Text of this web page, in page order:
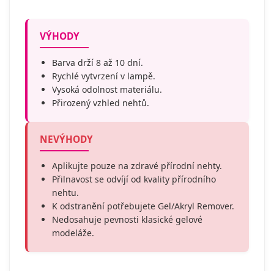
VÝHODY
Barva drží 8 až 10 dní.
Rychlé vytvrzení v lampě.
Vysoká odolnost materiálu.
Přirozený vzhled nehtů.
NEVÝHODY
Aplikujte pouze na zdravé přírodní nehty.
Přilnavost se odvíjí od kvality přírodního
nehtu.
K odstranění potřebujete Gel/Akryl Remover.
Nedosahuje pevnosti klasické gelové
modeláže.